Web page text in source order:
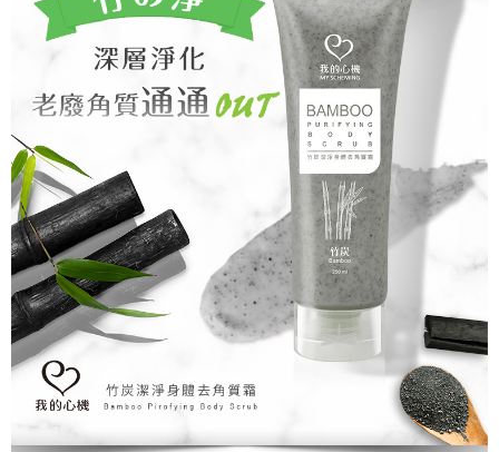
【注意事項】
１．透過由恩沛科技股份有限公司提供之「AFTEE先享後付」服務完成之交
易，需依本服務之必要範圍內提供個人資料，並將交易相關給付款項請求債
２．關於個人資料處理事宜，請瀏覽以下網址：
https://aftee.tw/terms/#terms3
３．未成年的使用者請事先徵得法定代理人或監護人之同意方可使用
「AFTEE先享後付」，若未經同意申辦者引起之損失，本公司不負相關責
任。
４．使用「AFTEE先享後付」時，將依據個別帳號之用戶狀況，依本公司即
時審查核予不同之上限額度；若仍有額度不足之情形，本公司將視審查結果
請求用戶進行身份認證。
５．嚴禁一人註冊多個帳號或使用他人資訊註冊。若發現惡意使用之情形，
恩沛科技股份有限公司將有權停止該用戶之使用額度並採取法律行動。